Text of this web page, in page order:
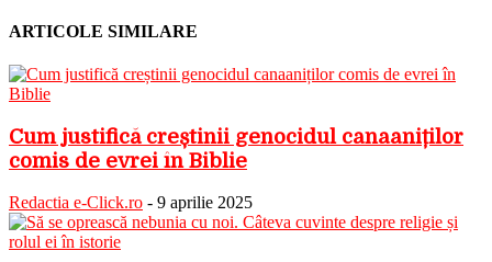
ARTICOLE SIMILARE
Cum justifică creștinii genocidul canaaniților
comis de evrei în Biblie
Redactia e-Click.ro - 9 aprilie 2025